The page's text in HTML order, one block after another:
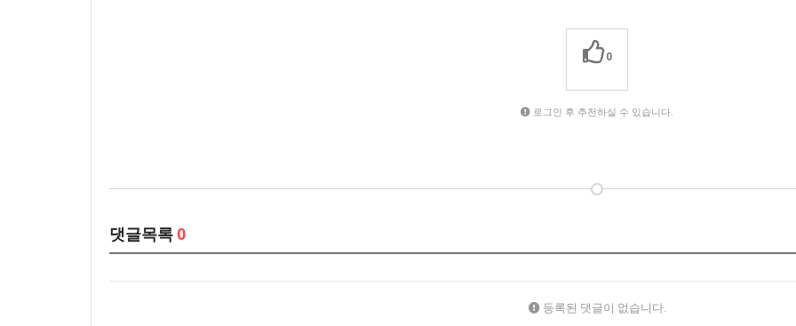
0
로그인 후 추천하실 수 있습니다.
댓글목록 0
등록된 댓글이 없습니다.